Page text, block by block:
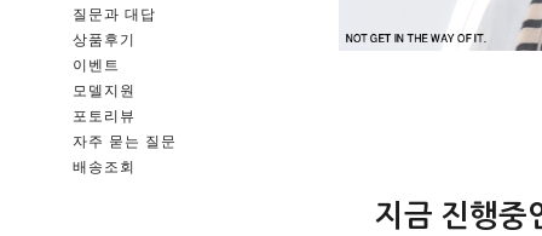
질문과 대답
상품후기
이벤트
모델지원
포토리뷰
자주 묻는 질문
배송조회
지금 진행중